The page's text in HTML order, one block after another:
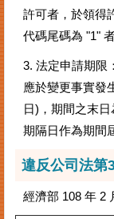
常
問
答
網
站
覽
回
首
許可者，於領得
代碼尾碼為 "1"
3. 法定申請期限
應於變更事實發
日)，期間之末
期隔日作為期間
經濟部 108 年 2